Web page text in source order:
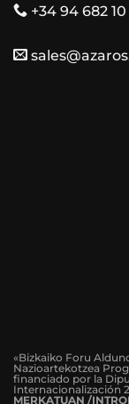
+34 94 682
«Bizkaiko Foru
Nazioartekotzea
financiado por la
Internacionalización
MERKATUAN /